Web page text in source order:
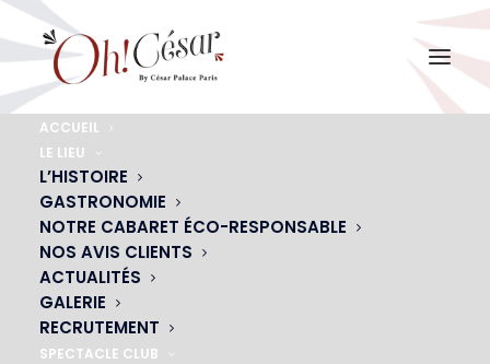
ACCUEIL
LE LIEU
L’HISTOIRE
GASTRONOMIE
NOTRE CABARET ÉCO-RESPONSABLE
NOS AVIS CLIENTS
ACTUALITÉS
GALERIE
RECRUTEMENT
SPECTACLE CLUB
Accueil Live-Streamings